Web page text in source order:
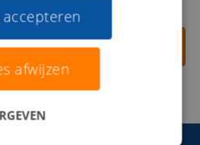
opnemen
accepteren
afwijzen